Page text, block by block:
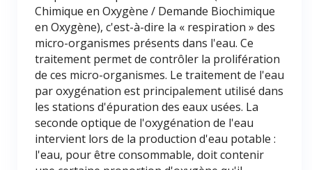
Chimique en Oxygène / Demande Biochimique
en Oxygène), c'est-à-dire la « respiration » des
micro-organismes présents dans l'eau. Ce
traitement permet de contrôler la prolifération
de ces micro-organismes. Le traitement de l'eau
par oxygénation est principalement utilisé dans
les stations d'épuration des eaux usées. La
seconde optique de l'oxygénation de l'eau
intervient lors de la production d'eau potable :
l'eau, pour être consommable, doit contenir